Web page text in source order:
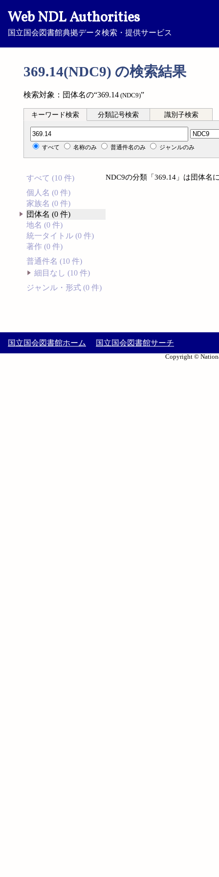
Web NDL Authorities
国立国会図書館典拠データ検索・提供サービス
369.14(NDC9) の検索結果
検索対象：団体名の“369.14 (NDC9)”
キーワード検索 分類記号検索 識別子検索
分類記号検索
すべて 名称のみ 普通件名のみ ジャンルのみ
すべて (10 件)
個人名 (0 件)
家族名 (0 件)
団体名 (0 件)
地名 (0 件)
統一タイトル (0 件)
著作 (0 件)
普通件名 (10 件)
細目なし (10 件)
ジャンル・形式 (0 件)
NDC9の分類「369.14」は団体名
国立国会図書館ホーム 国立国会図書館サーチ
Copyright ©